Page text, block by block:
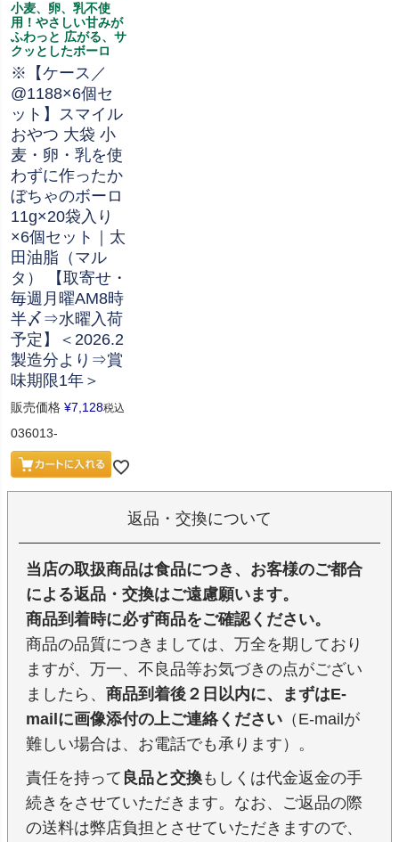
小麦、卵、乳不使
用！やさしい甘みが
ふわっと 広がる、サ
クッとしたボーロ
※【ケース／
@1188×6個セ
ット】スマイル
おやつ 大袋 小
麦・卵・乳を使
わずに作ったか
ぼちゃのボーロ
11g×20袋入り
×6個セット｜太
田油脂（マル
タ） 【取寄せ・
毎週月曜AM8時
半〆⇒水曜入荷
予定】＜2026.2
製造分より⇒賞
味期限1年＞
販売価格 ¥7,128税込
036013-
返品・交換について
当店の取扱商品は食品につき、お客様のご都合
による返品・交換はご遠慮願います。
商品到着時に必ず商品をご確認ください。
商品の品質につきましては、万全を期しており
ますが、万一、不良品等お気づきの点がござい
ましたら、 商品到着後２日以内に、まずはE-
mailに画像添付の上ご連絡ください （E-mailが
難しい場合は、お電話でも承ります）。
責任を持って 良品と交換もしくは代金返金の手
続きをさせていただきます。なお、ご返品の際
の送料は弊店負担とさせていただきますので、